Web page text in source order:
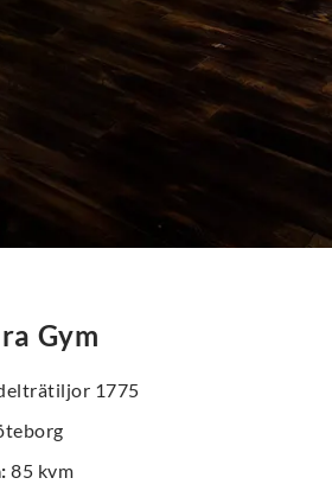
Gym
1775
: 85 kvm